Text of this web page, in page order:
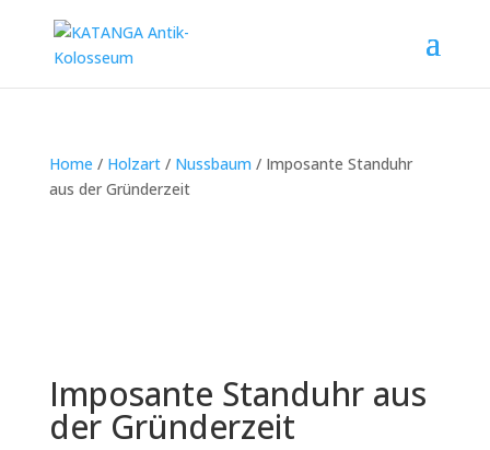
Home / Holzart/ Nussbaum / Imposante Standuhr
aus der Gründerzeit
Imposante Standuhr aus
der Gründerzeit